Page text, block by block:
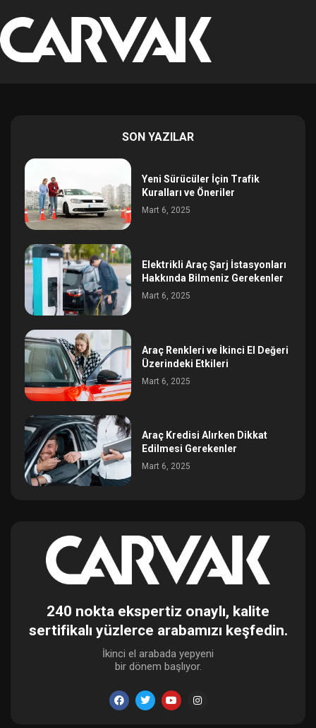
SON YAZILAR
Yeni Sürücüler İçin Trafik
Kuralları ve Öneriler
Mart 6, 2025
Elektrikli Araç Şarj İstasyonları
Hakkında Bilmeniz Gerekenler
Mart 6, 2025
Araç Renkleri ve İkinci El Değeri
Üzerindeki Etkileri
Mart 6, 2025
Araç Kredisi Alırken Dikkat
Edilmesi Gerekenler
Mart 6, 2025
240 nokta ekspertiz onaylı, kalite
sertifikalı yüzlerce arabamızı keşfedin.
İkinci el arabada yepyeni
bir dönem başlıyor.